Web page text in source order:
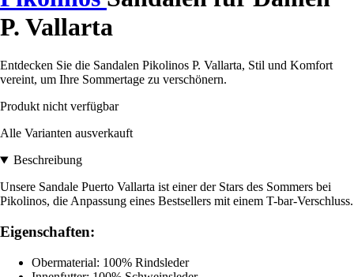
P. Vallarta
Entdecken Sie die Sandalen Pikolinos P. Vallarta, Stil und Komfort
vereint, um Ihre Sommertage zu verschönern.
Produkt nicht verfügbar
Alle Varianten ausverkauft
Beschreibung
Unsere Sandale Puerto Vallarta ist einer der Stars des Sommers bei
Pikolinos, die Anpassung eines Bestsellers mit einem T-bar-Verschluss.
Eigenschaften:
Obermaterial: 100% Rindsleder